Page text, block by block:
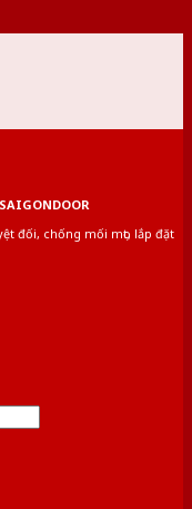
đối, chống mối mọt, lắp đặt